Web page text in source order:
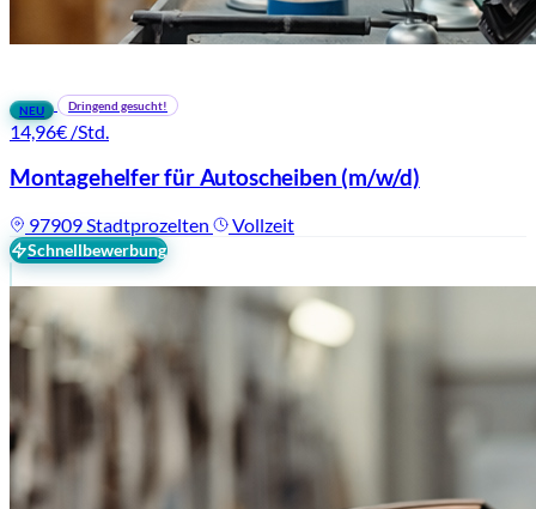
NEU Dringend gesucht!
14,96€ /Std.
Montagehelfer für Autoscheiben (m/w/d)
97909 Stadtprozelten Vollzeit
Schnellbewerbung